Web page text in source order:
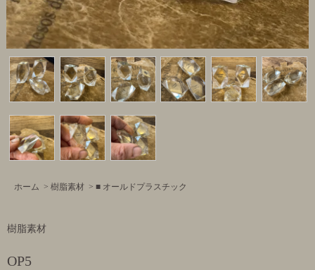
ホーム > 樹脂素材 > ■ オールドプラスチック
樹脂素材
OP5